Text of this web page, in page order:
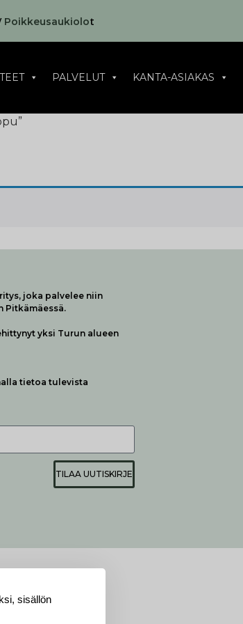
sisällön
Poikkeusaukiolot
PALVELUT KANTA-ASIAKAS
joka palvelee niin
Pitkämäessä.
yksi Turun alueen
tietoa tulevista
TILAA UUTISKIRJE